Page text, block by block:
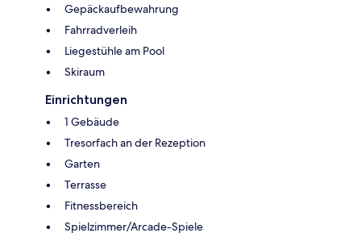
Gepäckaufbewahrung
Fahrradverleih
Liegestühle am Pool
Skiraum
Einrichtungen
1 Gebäude
Tresorfach an der Rezeption
Garten
Terrasse
Fitnessbereich
Spielzimmer/Arcade-Spiele